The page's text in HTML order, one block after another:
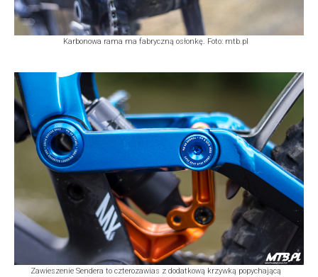
Karbonowa rama ma fabryczną osłonkę. Foto: mtb.pl
Zawieszenie Sendera to czterozawias z dodatkową krzywką popychającą